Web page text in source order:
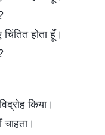
होता हूँ।
किया।